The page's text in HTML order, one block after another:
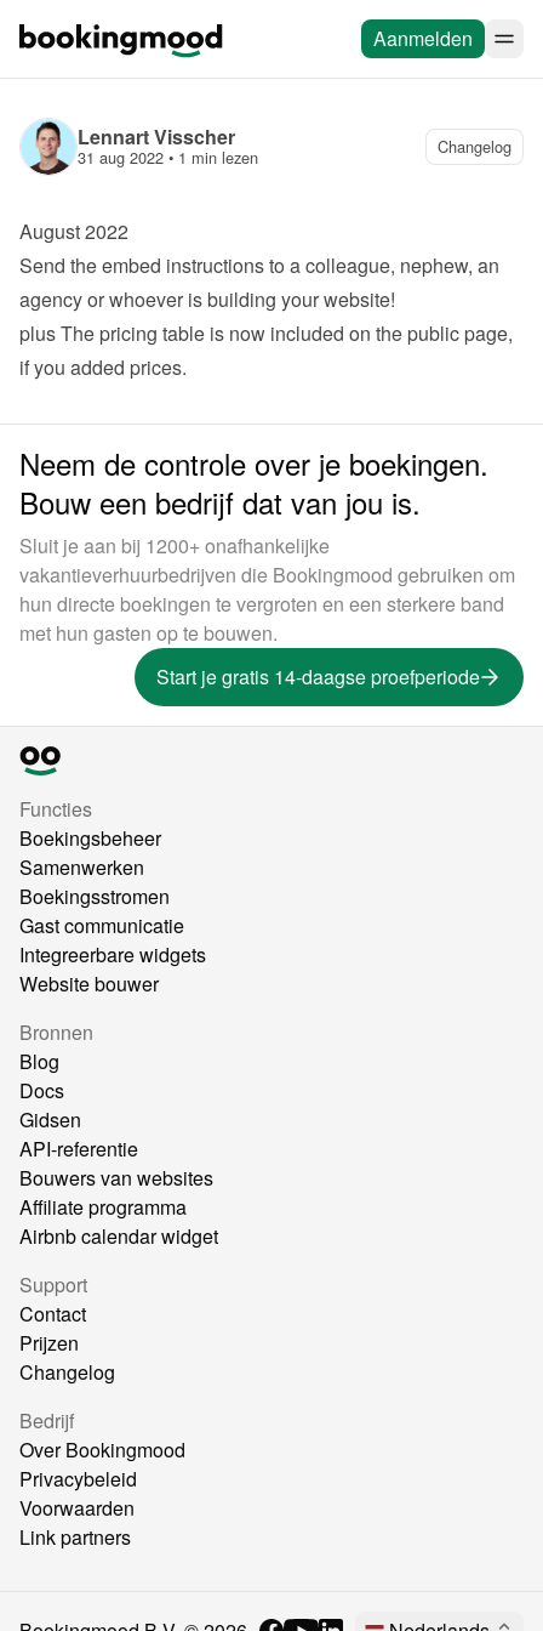
Aanmelden
Lennart Visscher
31 aug 2022 • 1 min lezen Changelog
August 2022
Send the embed instructions to a colleague, nephew, an
agency or whoever is building your website!
plus The pricing table is now included on the public page,
if you added prices.
Neem de controle over je boekingen.
Bouw een bedrijf dat van jou is.
Sluit je aan bij 1200+ onafhankelijke
vakantieverhuurbedrijven die Bookingmood gebruiken om
hun directe boekingen te vergroten en een sterkere band
met hun gasten op te bouwen.
Start je gratis 14-daagse proefperiode
Functies
Boekingsbeheer
Samenwerken
Boekingsstromen
Gast communicatie
Integreerbare widgets
Website bouwer
Bronnen
Blog
Docs
Gidsen
API-referentie
Bouwers van websites
Affiliate programma
Airbnb calendar widget
Support
Contact
Prijzen
Changelog
Bedrijf
Over Bookingmood
Privacybeleid
Voorwaarden
Link partners